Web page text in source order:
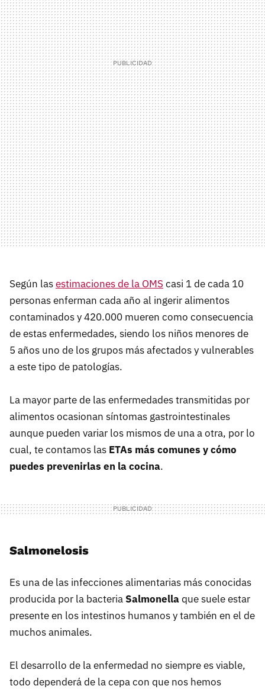
Según lasestimaciones de la OMS casi 1 de cada 10
personas enferman cada año al ingerir alimentos
contaminados y 420.000 mueren como consecuencia
de estas enfermedades, siendo los niños menores de
5 años uno de los grupos más afectados y vulnerables
a este tipo de patologías.
La mayor parte de las enfermedades transmitidas por
alimentos ocasionan síntomas gastrointestinales
aunque pueden variar los mismos de una a otra, por lo
cual, te contamos las ETAs más comunes y cómo
puedes prevenirlas en la cocina.
Salmonelosis
Es una de las infecciones alimentarias más conocidas
producida por la bacteria Salmonellaque suele estar
presente en los intestinos humanos y también en el de
muchos animales.
El desarrollo de la enfermedad no siempre es viable,
todo dependerá de la cepa con que nos hemos